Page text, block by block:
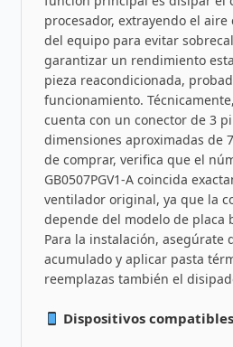
procesador, extrayendo el
del equipo para evitar
garantizar un rendimiento
pieza reacondicionada,
funcionamiento.
cuenta con un conector de 3
dimensiones aproximadas de
de comprar, verifica que el
GB0507PGV1-A coincida
ventilador original, ya que la
depende del modelo de placa
Para la instalación, asegúrate
acumulado y aplicar pasta
reemplazas también el
Dispositivos compatibles